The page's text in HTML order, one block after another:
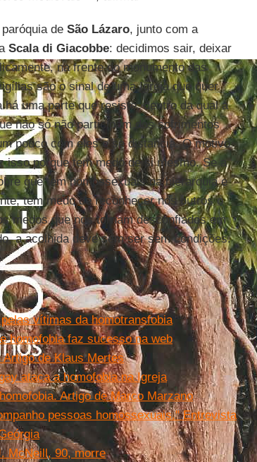
de São Lázaro, junto com a
Scala di Giacobbe: decidimos sair, deixar
na frente do monumento das
são o sinal de uma Igreja que quer
há uma parte que resiste, dentro da qual a
não só não participam dos sofrimentos
pouco com eles e se distancia. O motivo
porque tem medo de si mesmo. Se a
que tem homossexuais na hierarquia e
tem medo de reconhecer nos outros o
medos que nos tornam desconfiados em
a acolhida deve sem ser sem condições.
vítimas da homotransfobia
homofobia faz sucesso na web
de Klaus Mertes
ataca a homofobia na Igreja
Artigo de Marco Marzano
pessoas homossexuais." Entrevista
McNeill, 90, morre